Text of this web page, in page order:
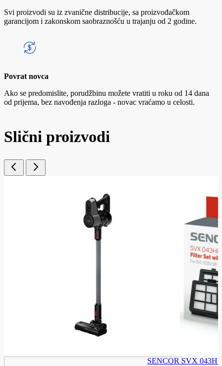
Svi proizvodi su iz zvanične distribucije, sa proizvođačkom
garancijom i zakonskom saobraznošću u trajanju od 2 godine.
Povrat novca
Ako se predomislite, porudžbinu možete vratiti u roku od 14 dana
od prijema, bez navođenja razloga - novac vraćamo u celosti.
Slični proizvodi
SENCOR SVX